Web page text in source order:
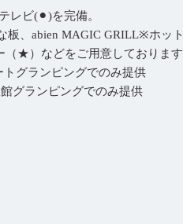
レビ(⚫︎)を完備。
、abien MAGIC GRILL※ホッ
★）などをご用意しております
グランピングでのみ提供
グランピングでのみ提供